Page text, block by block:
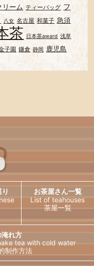
リーム ティーバッグ フ
八女 名古屋 和菓子 急須
茶 日本茶award 浅草
子園 鎌倉 静岡 鹿児島
お茶屋さん一覧
List of teahouses
茶屋一覧
れ方
tea with cold water
制作方法